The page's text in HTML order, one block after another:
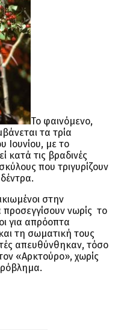
Το φαινόμενο,
τα τρία
Ιουνίου, με το
κατά τις βραδινές
που τριγυρίζουν
στην
νωρίς το
για απρόοπτα
τη σωματική τους
απευθύνθηκαν, τόσο
«Αρκτούρο», χωρίς